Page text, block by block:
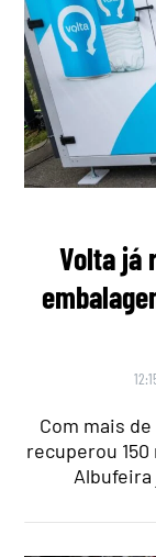
Volta já
Com mais
recuperou